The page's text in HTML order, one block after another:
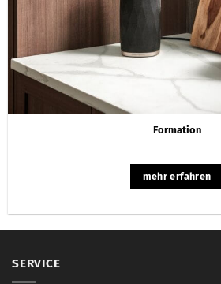
Formation
mehr erfahren
SERVICE